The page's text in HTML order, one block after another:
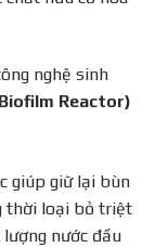
nghệ sinh
Reactor)
giúp giữ lại bùn
thời loại bỏ triệt
nước đầu